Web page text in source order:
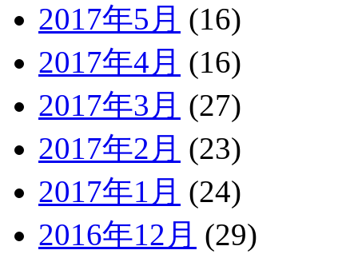
2017年5月 (16)
2017年4月 (16)
2017年3月 (27)
2017年2月 (23)
2017年1月 (24)
2016年12月 (29)